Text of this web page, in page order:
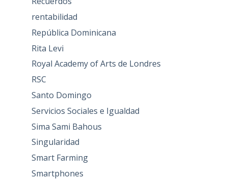
rentabilidad
República Dominicana
Rita Levi
Royal Academy of Arts de Londres
RSC
Santo Domingo
Servicios Sociales e Igualdad
Sima Sami Bahous
Singularidad
Smart Farming
Smartphones